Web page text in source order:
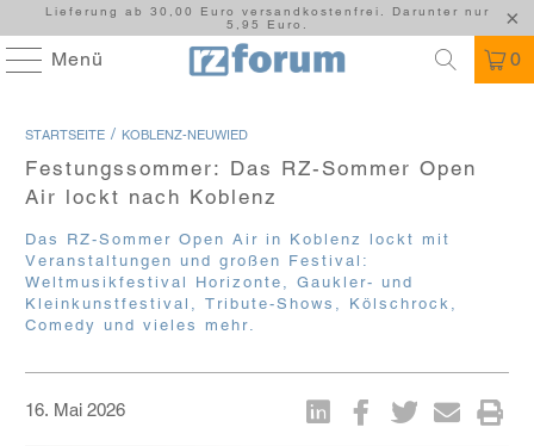
Lieferung ab 30,00 Euro versandkostenfrei. Darunter nur
5,95 Euro.
Menü 0
STARTSEITE / KOBLENZ-NEUWIED
Festungssommer: Das RZ-Sommer Open
Air lockt nach Koblenz
Das RZ-Sommer Open Air in Koblenz lockt mit
Veranstaltungen und großen Festival:
Weltmusikfestival Horizonte, Gaukler- und
Kleinkunstfestival, Tribute-Shows, Kölschrock,
Comedy und vieles mehr.
16. Mai 2026